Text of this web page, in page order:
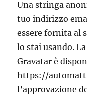
Una stringa
tuo indirizzo
essere fornita al
lo stai usando.
Gravatar è
https://
l’approvazione